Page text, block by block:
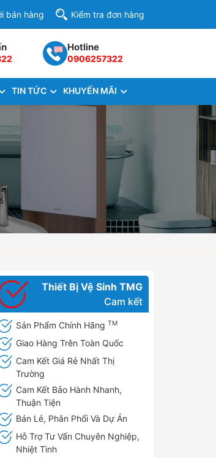
bán hàng Kiểm tra đơn hàng
Hotline
0906257322
TIN TỨC KHUYẾN MÃI
Thiết Bị Vệ Sinh TMG
Cam kết
Sản Phẩm Chính Hãng TM
Giao Hàng Trên Toàn Quốc
Cam Kết Giá Rẻ Nhất Thị
Trường
Cam Kết Bảo Hành Nhanh,
Thuận Tiện
Bán Lẻ, Phân Phối Và Dự Án
Hỗ Trợ Tư Vấn Chuyên Nghiệp,
Nhiệt Tình